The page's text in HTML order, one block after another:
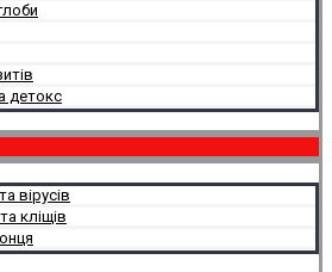
детокс
вірусів
кліщів